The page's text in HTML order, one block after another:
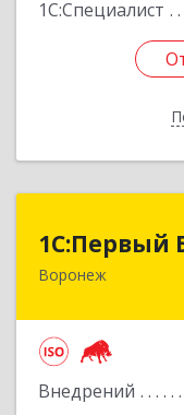
1С:Специалист
1С:Первый
Воронеж
Внедрений
394006,